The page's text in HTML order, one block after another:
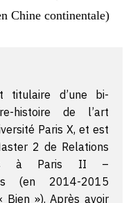
Chine continentale)
titulaire d’une bi-
histoire de l’art
Paris X, et est
2 de Relations
à Paris II –
(en 2014-2015
Bien »). Après avoir